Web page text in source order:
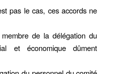
pas le cas, ces accords ne
de la délégation du
et économique dûment